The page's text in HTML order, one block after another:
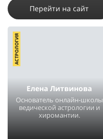
Перейти на сайт
Елена Литвинова
Основатель онлайн-школы
ведической астрологии и
хиромантии.
АСТРОЛОГИЯ